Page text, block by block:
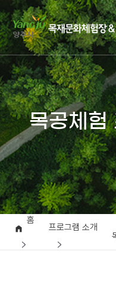
목공체험
홈
프로그램 소개